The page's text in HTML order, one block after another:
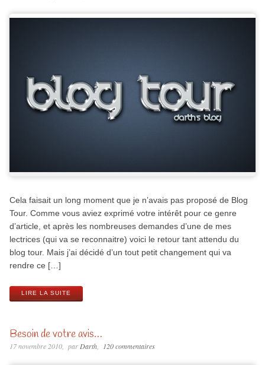
Cela faisait un long moment que je n’avais pas proposé de Blog
Tour. Comme vous aviez exprimé votre intérêt pour ce genre
d’article, et après les nombreuses demandes d’une de mes
lectrices (qui va se reconnaitre) voici le retour tant attendu du
blog tour. Mais j’ai décidé d’un tout petit changement qui va
rendre ce […]
LIRE LA SUITE
Besoin de votre avis…
17 novembre 2010 par Darth 120 commentaires